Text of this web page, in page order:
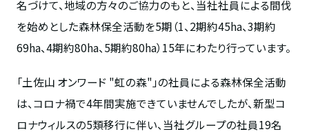
名づけて、地域の方々のご協力のもと、当社社員による間伐
を始めとした森林保全活動を5期（1、2期約45ha、3期約
69ha、4期約80ha、5期約80ha）15年にわたり行っています。
「土佐山 オンワード "虹の森"」の社員による森林保全活動
は、コロナ禍で4年間実施できていませんでしたが、新型コ
ロナウィルスの5類移行に伴い、当社グループの社員19名